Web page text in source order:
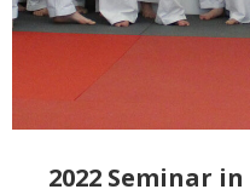
2022 Seminar